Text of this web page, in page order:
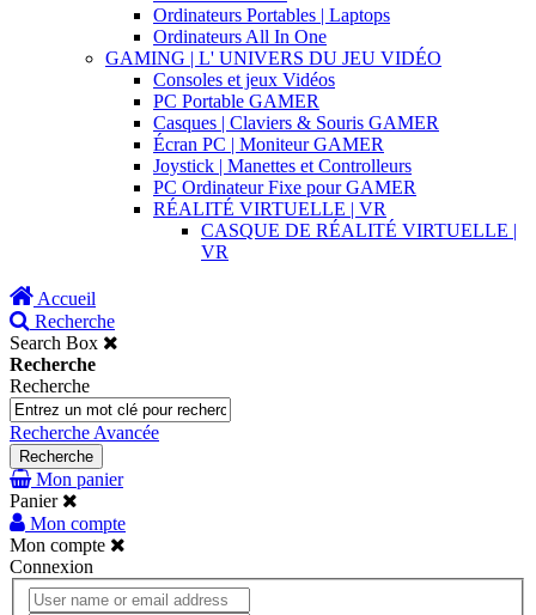
Ordinateurs Portables | Laptops
Ordinateurs All In One
GAMING | L' UNIVERS DU JEU VIDÉO
Consoles et jeux Vidéos
PC Portable GAMER
Casques | Claviers & Souris GAMER
Écran PC | Moniteur GAMER
Joystick | Manettes et Controlleurs
PC Ordinateur Fixe pour GAMER
RÉALITÉ VIRTUELLE | VR
CASQUE DE RÉALITÉ VIRTUELLE |
VR
Accueil
Recherche
Search Box
Recherche
Recherche
Recherche Avancée
Recherche
Mon panier
Panier
Mon compte
Mon compte
Connexion